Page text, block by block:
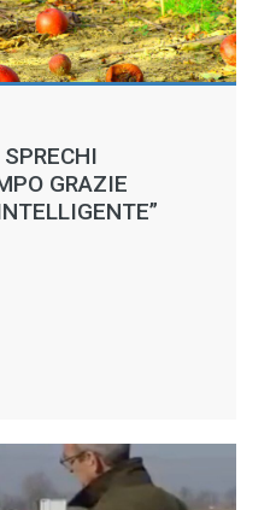
GRAZIE